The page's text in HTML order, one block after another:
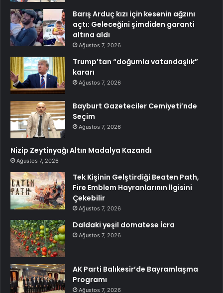
Barış Arduç kızı için kesenin ağzını
açtı: Geleceğini şimdiden garanti
altına aldı
Ağustos 7, 2026
Trump’tan “doğumla vatandaşlık”
kararı
Ağustos 7, 2026
Bayburt Gazeteciler Cemiyeti’nde
Seçim
Ağustos 7, 2026
Nizip Zeytinyağı Altın Madalya Kazandı
Ağustos 7, 2026
Tek Kişinin Gelştirdiği Beaten Path,
Fire Emblem Hayranlarının İlgisini
Çekebilir
Ağustos 7, 2026
Daldaki yeşil domatese İcra
Ağustos 7, 2026
AK Parti Balıkesir’de Bayramlaşma
Programı
Ağustos 7, 2026